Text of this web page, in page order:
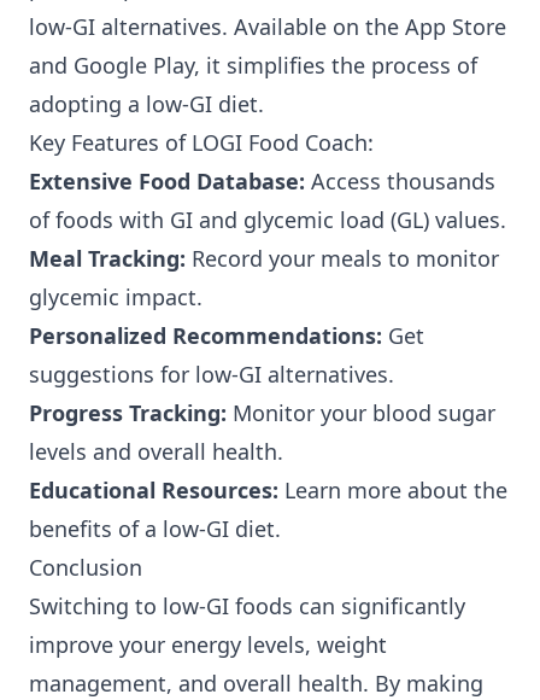
low-GI alternatives. Available on the App Store
and Google Play, it simplifies the process of
adopting a low-GI diet.
Key Features of LOGI Food Coach:
Extensive Food Database: Access thousands
of foods with GI and glycemic load (GL) values.
Meal Tracking: Record your meals to monitor
glycemic impact.
Personalized Recommendations: Get
suggestions for low-GI alternatives.
Progress Tracking: Monitor your blood sugar
levels and overall health.
Educational Resources: Learn more about the
benefits of a low-GI diet.
Conclusion
Switching to low-GI foods can significantly
improve your energy levels, weight
management, and overall health. By making